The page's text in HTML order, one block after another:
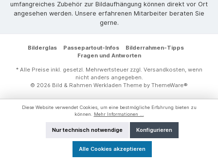
umfangreiches Zubehör zur Bildaufhängung können direkt vor Ort
angesehen werden. Unsere erfahrenen Mitarbeiter beraten Sie
gerne.
Bilderglas Passepartout-Infos
Bilderrahmen-Tipps
Fragen und Antworten
* Alle Preise inkl. gesetzl. Mehrwertsteuer zzgl. Versandkosten, wenn
nicht anders angegeben.
© 2026 Bild & Rahmen Werkladen Theme by ThemeWare®
Diese Website verwendet Cookies, um eine bestmögliche Erfahrung bieten zu
können.
Mehr Informationen ...
Nur technisch notwendige Konfigurieren
Alle Cookies akzeptieren